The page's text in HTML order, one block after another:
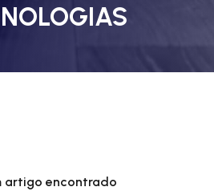
artigo encontrado